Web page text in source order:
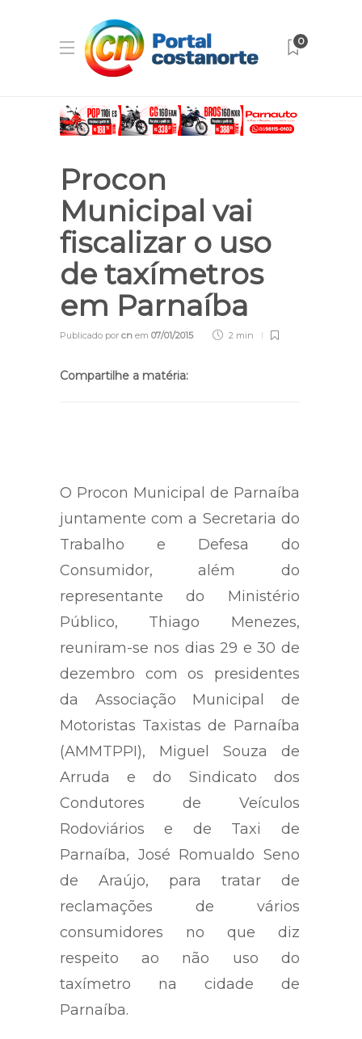
0
Procon
Municipal vai
fiscalizar o uso
de taxímetros
em Parnaíba
Publicado por cn em 07/01/2015 2 min
Compartilhe a matéria:
O Procon Municipal de Parnaíba
juntamente com a Secretaria do
Trabalho e Defesa do
Consumidor, além do
representante do Ministério
Público, Thiago Menezes,
reuniram-se nos dias 29 e 30 de
dezembro com os presidentes
da Associação Municipal de
Motoristas Taxistas de Parnaíba
(AMMTPPI), Miguel Souza de
Arruda e do Sindicato dos
Condutores de Veículos
Rodoviários e de Taxi de
Parnaíba, José Romualdo Seno
de Araújo, para tratar de
reclamações de vários
consumidores no que diz
respeito ao não uso do
taxímetro na cidade de
Parnaíba.